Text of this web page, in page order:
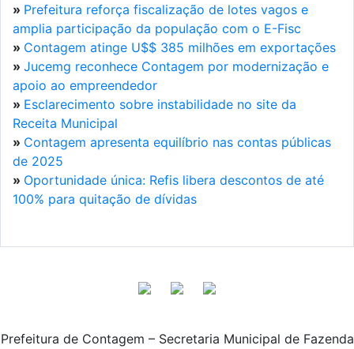
» Prefeitura reforça fiscalização de lotes vagos e
amplia participação da população com o E-Fisc
» Contagem atinge U$$ 385 milhões em exportações
» Jucemg reconhece Contagem por modernização e
apoio ao empreendedor
» Esclarecimento sobre instabilidade no site da
Receita Municipal
» Contagem apresenta equilíbrio nas contas públicas
de 2025
» Oportunidade única: Refis libera descontos de até
100% para quitação de dívidas
Prefeitura de Contagem – Secretaria Municipal de Fazenda